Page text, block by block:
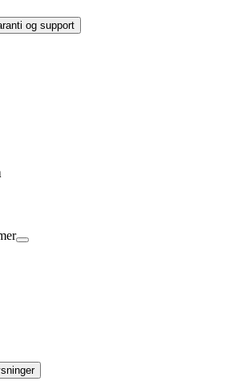
og support